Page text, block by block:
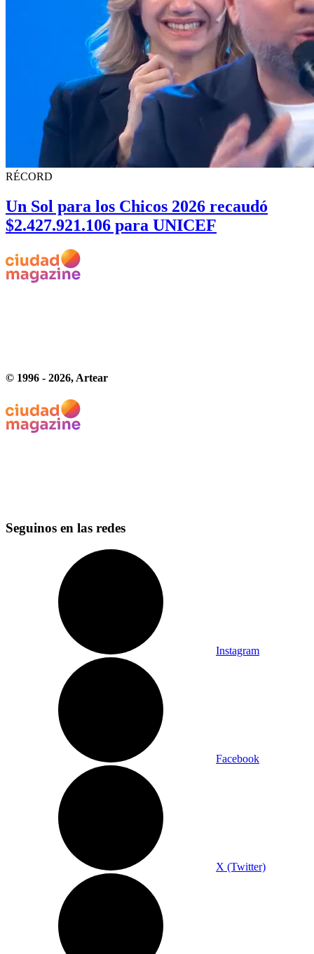
RÉCORD
Un Sol para los Chicos 2026 recaudó
$2.427.921.106 para UNICEF
© 1996 - 2026, Artear
Seguinos en las redes
Instagram
Facebook
X (Twitter)